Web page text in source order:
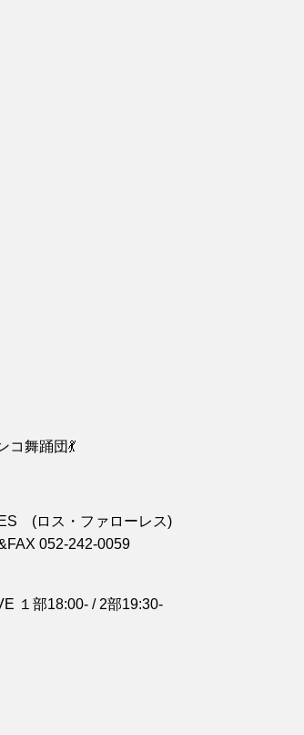
コ舞踊団💃
(ロス・ファローレス)
052-242-0059
１部18:00- / 2部19:30-